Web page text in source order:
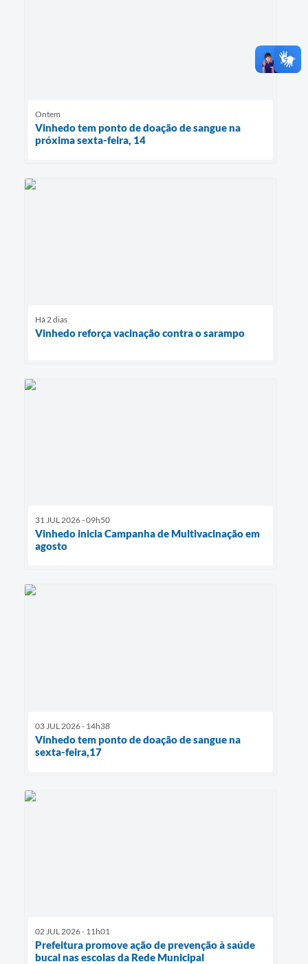
Ontem
Vinhedo tem ponto de doação de sangue na
próxima sexta-feira, 14
Há 2 dias
Vinhedo reforça vacinação contra o sarampo
31 JUL 2026 - 09h50
Vinhedo inicia Campanha de Multivacinação em
agosto
03 JUL 2026 - 14h38
Vinhedo tem ponto de doação de sangue na
sexta-feira,17
02 JUL 2026 - 11h01
Prefeitura promove ação de prevenção à saúde
bucal nas escolas da Rede Municipal